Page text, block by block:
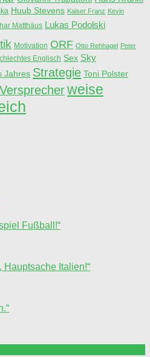
Huub Stevens Kaiser Franz Kevin
Matthäus Lukas Podolski
Motivation ORF Otto Rehhagel Peter
Englisch Sex Sky
Jahres Strategie Toni Polster
Versprecherweise
Fußball!“
Hauptsache Italien!“